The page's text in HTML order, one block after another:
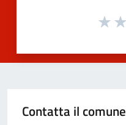
Contatta il comune